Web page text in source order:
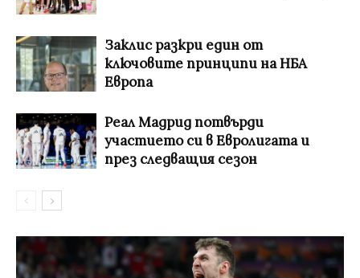
Заклис разкри един от
ключовите принципи на НБА
Европа
Реал Мадрид потвърди
участието си в Евролигата и
през следващия сезон